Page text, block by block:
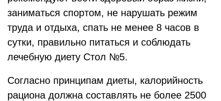
заниматься спортом, не нарушать режим
труда и отдыха, спать не менее 8 часов в
сутки, правильно питаться и соблюдать
лечебную диету Стол №5.
Согласно принципам диеты, калорийность
рациона должна составлять не более 2500